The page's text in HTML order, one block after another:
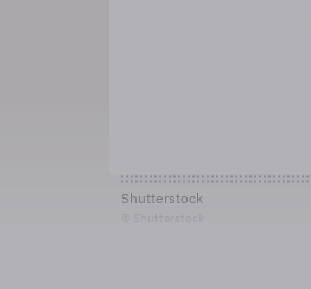
Shutterstock